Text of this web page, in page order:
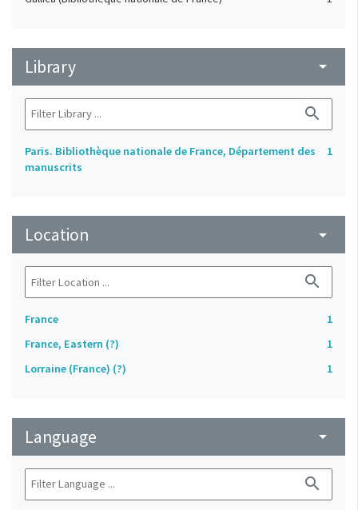
Library arrow_drop_down
search
Paris. Bibliothèque nationale de France, Département des
manuscrits
1
Location arrow_drop_down
search
France
1
France, Eastern (?)
1
Lorraine (France) (?)
1
Language arrow_drop_down
search